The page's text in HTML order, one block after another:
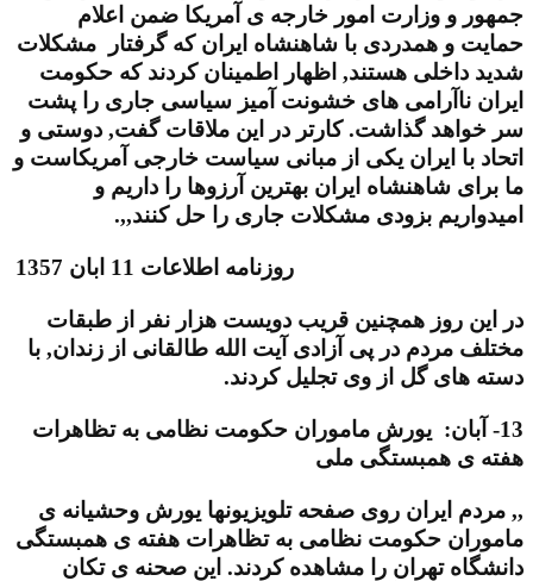
جمهور و وزارت امور خارجه ی آمریکا ضمن اعلام
حمایت و همدردی با شاهنشاه ایران که گرفتار مشکلات
شدید داخلی هستند, اظهار اطمینان کردند که حکومت
ایران ناآرامی های خشونت آمیز سیاسی جاری را پشت
سر خواهد گذاشت. کارتر در این ملاقات گفت, دوستی و
اتحاد با ایران یکی از مبانی سیاست خارجی آمریکاست و
ما برای شاهنشاه ایران بهترین آرزوها را داریم و
امیدواریم بزودی مشکلات جاری را حل کنند,,.
روزنامه اطلاعات 11 ابان 1357
در این روز همچنین قریب دویست هزار نفر از طبقات
مختلف مردم در پی آزادی آیت الله طالقانی از زندان, با
دسته های گل از وی تجلیل کردند.
13- آبان: یورش ماموران حکومت نظامی به تظاهرات
هفته ی همبستگی ملی
,, مردم ایران روی صفحه تلویزیونها یورش وحشیانه ی
ماموران حکومت نظامی به تظاهرات هفته ی همبستگی
دانشگاه تهران را مشاهده کردند. این صحنه ی تکان